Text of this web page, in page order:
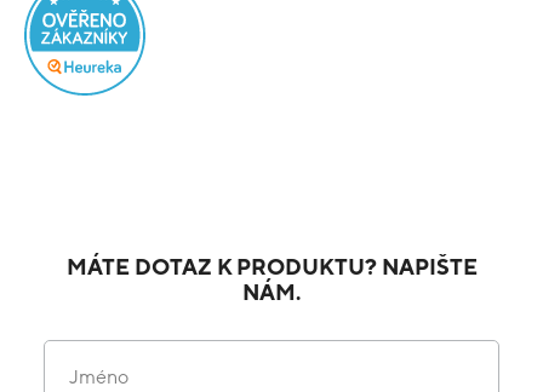
MÁTE DOTAZ K PRODUKTU? NAPIŠTE
NÁM.
Jméno